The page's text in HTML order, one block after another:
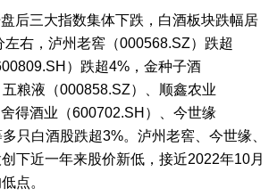
后三大指数集体下跌，白酒板块跌幅居
右，泸州老窖（000568.SZ）跌超
）跌超4%，金种子酒
五粮液（000858.SZ）、顺鑫农业
舍得酒业（600702.SH）、今世缘
多只白酒股跌超3%。泸州老窖、今世缘、
下近一年来股价新低，接近2022年10月
点。